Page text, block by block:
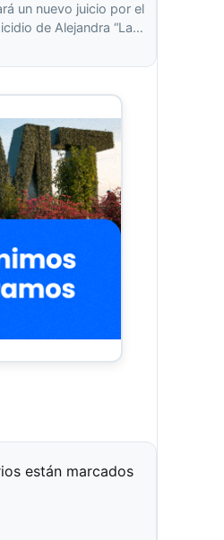
un nuevo juicio por el
de Alejandra “La…
están marcados